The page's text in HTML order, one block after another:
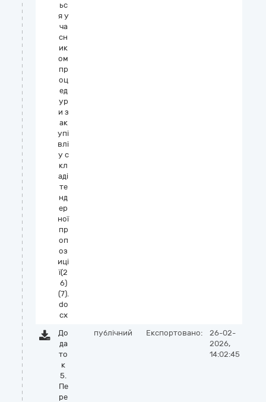
ьс
я у
ча
сн
ик
ом
пр
оц
ед
ур
и з
ак
упі
влі
у с
кл
аді
те
нд
ер
ної
пр
оп
оз
иці
ї(2
6)
(7).
do
cx
До
да
то
к
5.
Пе
ре
публічний Експортовано:
26-02-
2026,
14:02:45